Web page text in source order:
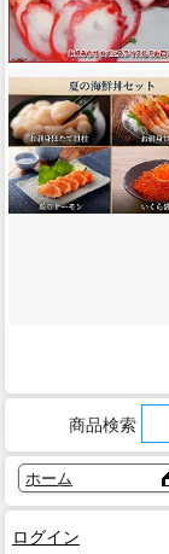
商品検索
ホーム
ログイン